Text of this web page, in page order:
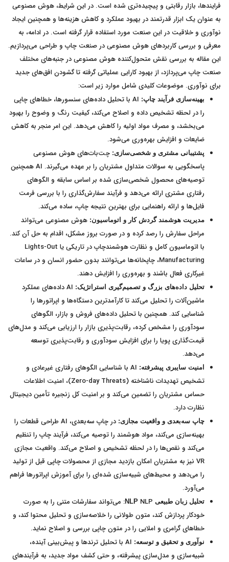
فرایندها، بازار رقابتی و پیچیده‌تری شده است. در این شرایط، هوش مصنوعی
به عنوان یک ابزار قدرتمند در بهبود عملکرد و کاهش هزینه‌ها و همچنین ایجاد
نوآوری و خلاقیت در این صنعت مورد استفاده قرار گرفته است. در ادامه، به
معرفی و بررسی کاربردهای هوش مصنوعی در صنعت چاپ و طراحی می‌پردازیم.
این مقاله به بررسی نقش متحول‌کننده هوش مصنوعی در جنبه‌های مختلف
صنعت چاپ می‌پردازد، از بهبود کارایی عملیاتی گرفته تا گشودن افق‌های جدید
برای نوآوری. موضوعات کلیدی شامل موارد زیر است:
بهینه‌سازی فرآیند چاپ:
AI با تحلیل داده‌های سنسورها، خطاهای چاپی
را در لحظه تشخیص داده و اصلاح می‌کند، کیفیت رنگ و وضوح را بهبود
می‌بخشد، و مصرف مواد اولیه را کاهش می‌دهد. این امر منجر به کاهش
ضایعات و افزایش بهره‌وری می‌شود.
پشتیبانی مشتری و شخصی‌سازی: چت‌بات‌های هوش مصنوعی
پاسخگویی به سوالات متداول مشتریان را بر عهده می‌گیرند. AI همچنین
توصیه‌های محصول شخصی‌سازی شده بر اساس سابقه و الگوهای
رفتاری مشتری ارائه می‌دهد و فرآیند سفارش‌گذاری را با بررسی فرمت
فایل‌ها و ارائه راهنمایی برای بهترین نتیجه چاپ، ساده می‌کند.
مدیریت هوشمند گردش کار و اتوماسیون: هوش مصنوعی می‌تواند
مراحل سفارش را رصد کرده و در صورت بروز مشکل، اقدام به حل آن کند.
با اتوماسیون کامل و نظارت هوشمندچاپ در تاریکی یا Lights-Out
Manufacturing، چاپخانه‌ها می‌توانند بدون حضور انسان و در ساعات
غیرکاری فعال باشند و بهره‌وری را افزایش دهند.
تحلیل داده‌های بزرگ و تصمیم‌گیری استراتژیک:
AI داده‌های عملکرد
ماشین‌آلات را تحلیل می‌کند تا کارآمدترین دستگاه‌ها و اپراتورها را
شناسایی کند. همچنین با تحلیل داده‌های فروش و بازار، الگوهای
سودآوری را مشخص کرده، رقابت‌پذیری بازار را ارزیابی می‌کند و مدل‌های
قیمت‌گذاری پویا را برای افزایش سودآوری و رقابت‌پذیری توسعه
می‌دهد.
امنیت سایبری پیشرفته:
AI با شناسایی الگوهای رفتاری غیرعادی و
تشخیص تهدیدات ناشناخته (Zero-day Threats)، امنیت اطلاعات
حساس مشتریان را تضمین می‌کند و بر امنیت کل زنجیره تأمین دیجیتال
نظارت دارد.
چاپ سه‌بعدی و واقعیت مجازی:
در چاپ سه‌بعدی، AI طراحی قطعات را
بهینه‌سازی می‌کند، مواد هوشمند را توصیه می‌کند، فرآیند چاپ را تنظیم
می‌کند و نقص‌ها را در لحظه تشخیص و اصلاح می‌کند. واقعیت مجازی
VR نیز به مشتریان امکان بازدید مجازی از محصولات چاپی قبل از تولید
را می‌دهد و محیط‌های شبیه‌سازی شده‌ای را برای آموزش اپراتورها فراهم
می‌آورد.
تحلیل زبان طبیعی NLPNLP: می‌تواند سفارشات متنی را به صورت
خودکار پردازش کند، متون طولانی را خلاصه‌سازی و تحلیل محتوا کند، و
خطاهای گرامری و املایی را در متون چاپی بررسی و اصلاح نماید.
نوآوری و تحقیق و توسعه:
AI با تحلیل ترندها و پیش‌بینی آینده،
شبیه‌سازی و مدل‌سازی پیشرفته، و حتی کشف مواد جدید، به فرآیندهای